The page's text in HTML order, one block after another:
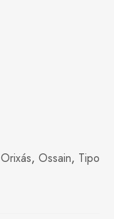
Orixás, Ossain, Tipo